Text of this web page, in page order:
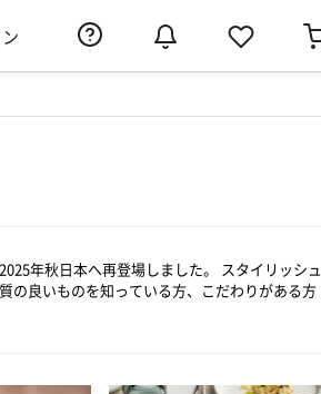
年秋日本へ再登場しました。 スタイリッシュ
の良いものを知っている方、こだわりがある方